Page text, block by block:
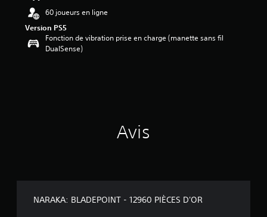
60 joueurs en ligne
Version PS5
Fonction de vibration prise en charge (manette sans fil
DualSense)
Avis
NARAKA: BLADEPOINT - 12960 PIÈCES D'OR